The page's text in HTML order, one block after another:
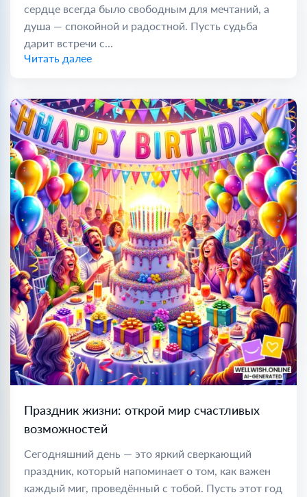
сердце всегда было свободным для мечтаний, а
душа — спокойной и радостной. Пусть судьба
дарит встречи с...
Читать далее
Праздник жизни: открой мир счастливых
возможностей
Сегодняшний день — это яркий сверкающий
праздник, который напоминает о том, как важен
каждый миг, проведённый с тобой. Пусть этот год